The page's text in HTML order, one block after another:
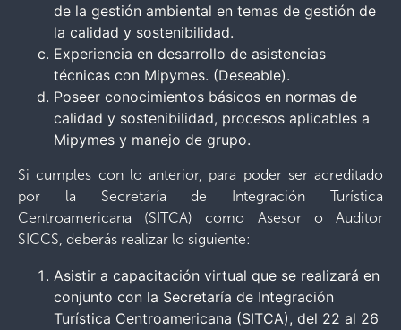
de la gestión ambiental en temas de gestión de
la calidad y sostenibilidad.
Experiencia en desarrollo de asistencias
técnicas con Mipymes. (Deseable).
Poseer conocimientos básicos en normas de
calidad y sostenibilidad, procesos aplicables a
Mipymes y manejo de grupo.
Si cumples con lo anterior, para poder ser acreditado
por la Secretaría de Integración Turística
Centroamericana (SITCA) como Asesor o Auditor
SICCS, deberás realizar lo siguiente:
Asistir a capacitación virtual que se realizará en
conjunto con la Secretaría de Integración
Turística Centroamericana (SITCA), del 22 al 26